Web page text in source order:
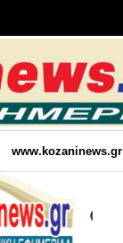
www.kozaninews.gr